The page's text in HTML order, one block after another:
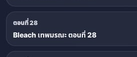
ตอนที่ 28
Bleach เทพมรณะ ตอนที่ 28